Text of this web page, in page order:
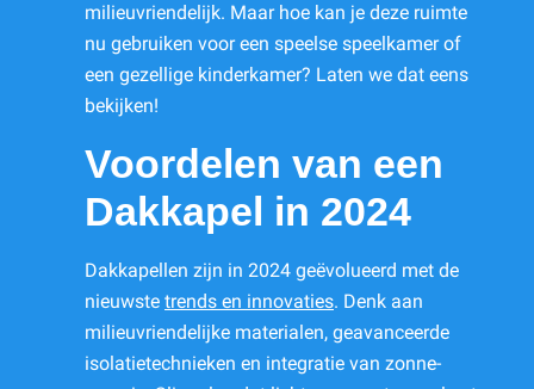
milieuvriendelijk. Maar hoe kan je deze ruimte
nu gebruiken voor een speelse speelkamer of
een gezellige kinderkamer? Laten we dat eens
bekijken!
Voordelen van een
Dakkapel in 2024
Dakkapellen zijn in 2024 geëvolueerd met de
nieuwste trends en innovaties. Denk aan
milieuvriendelijke materialen, geavanceerde
isolatietechnieken en integratie van zonne-